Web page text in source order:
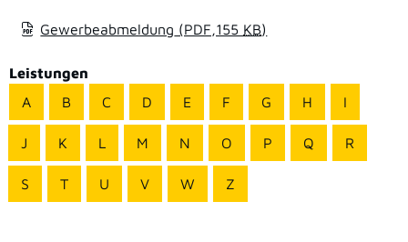
Gewerbeabmeldung (PDF,155 KB)
Leistungen
A
B C D E F G H I
J K L M N O P Q R
S T U V W Z